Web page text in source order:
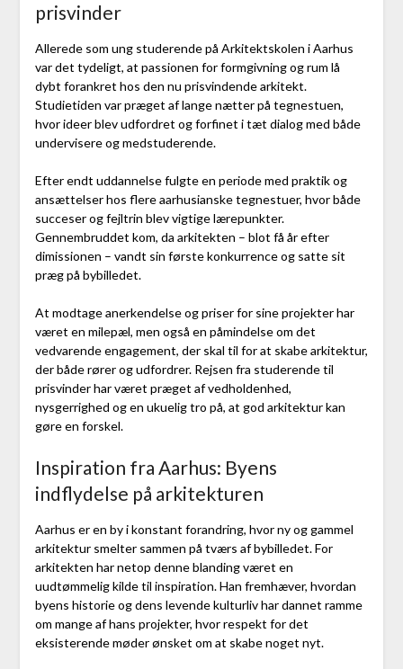
prisvinder
Allerede som ung studerende på Arkitektskolen i Aarhus
var det tydeligt, at passionen for formgivning og rum lå
dybt forankret hos den nu prisvindende arkitekt.
Studietiden var præget af lange nætter på tegnestuen,
hvor ideer blev udfordret og forfinet i tæt dialog med både
undervisere og medstuderende.
Efter endt uddannelse fulgte en periode med praktik og
ansættelser hos flere aarhusianske tegnestuer, hvor både
succeser og fejltrin blev vigtige lærepunkter.
Gennembruddet kom, da arkitekten – blot få år efter
dimissionen – vandt sin første konkurrence og satte sit
præg på bybilledet.
At modtage anerkendelse og priser for sine projekter har
været en milepæl, men også en påmindelse om det
vedvarende engagement, der skal til for at skabe arkitektur,
der både rører og udfordrer. Rejsen fra studerende til
prisvinder har været præget af vedholdenhed,
nysgerrighed og en ukuelig tro på, at god arkitektur kan
gøre en forskel.
Inspiration fra Aarhus: Byens
indflydelse på arkitekturen
Aarhus er en by i konstant forandring, hvor ny og gammel
arkitektur smelter sammen på tværs af bybilledet. For
arkitekten har netop denne blanding været en
uudtømmelig kilde til inspiration. Han fremhæver, hvordan
byens historie og dens levende kulturliv har dannet ramme
om mange af hans projekter, hvor respekt for det
eksisterende møder ønsket om at skabe noget nyt.